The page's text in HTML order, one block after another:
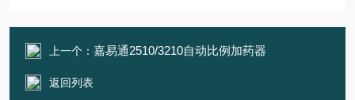
上一个： 嘉易通2510/3210自动比例加药器
返回列表